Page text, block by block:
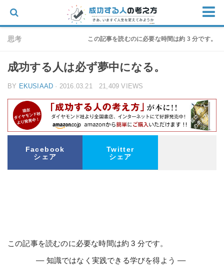
ホーム
仕事
物語
家族
朝の迎え方
お問い合わせ
思考 この記事を読むのに必要な時間は約 3 分です。
成功する人は必ず夢中になる。
BY EKUSIAAD · 2016.03.21 21,409 VIEWS
Facebook
シェア
Twitter
シェア
この記事を読むのに必要な時間は約 3 分です。
–– 知識ではなく実践できる学びを得よう ––